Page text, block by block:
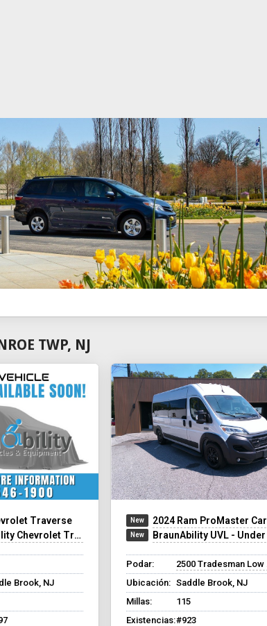
TWP, NJ
Traverse
Traverse - Wheelchair SUV
Brook, NJ
2024 Ram ProMaster Cargo Van
BraunAbility UVL - Under Vehicle Lift
Podar:
2500 Tradesman Low Roof
Ubicación: Saddle Brook, NJ
Millas:
115
Existencias:#923